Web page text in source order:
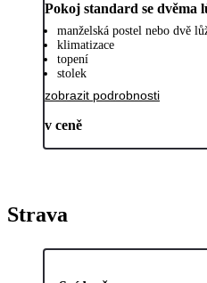
Pokoj standard se dvěma
manželská postel nebo dvě
klimatizace
topení
stolek
zobrazit podrobnosti
v ceně
Strava